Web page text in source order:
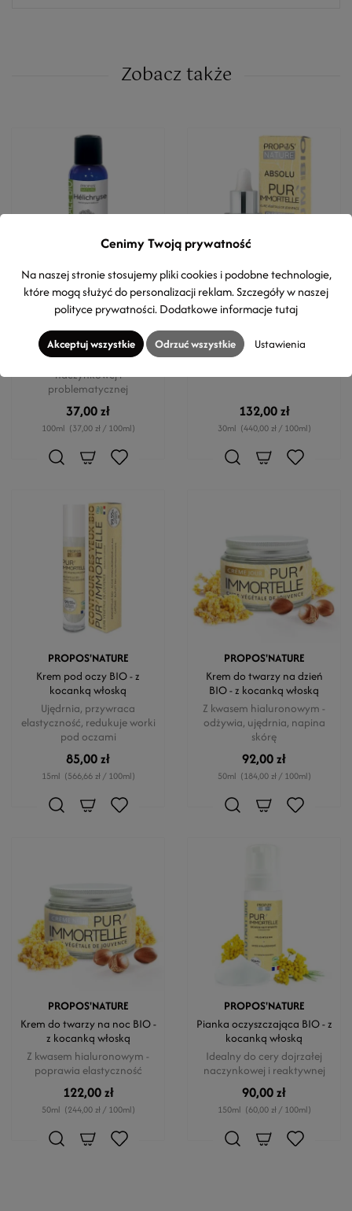
Zobacz także
PROPOS'NATURE
Organiczny hydrolat z
kocanki włoskiej BIO
Anti-Aging; ujędrnia;
również do cery
naczynkowej i
problematycznej
37,00 zł
100ml (37,00 zł / 100ml)
PROPOS'NATURE
Olejowe serum anti-aging
BIO - z kocanką włoską
Działanie liftingujące -
twarz, szyja, dekolt
132,00 zł
30ml (440,00 zł / 100ml)
PROPOS'NATURE
Krem pod oczy BIO - z
kocanką włoską
Ujędrnia, przywraca
elastyczność, redukuje worki
pod oczami
85,00 zł
15ml (566,66 zł / 100ml)
PROPOS'NATURE
Krem do twarzy na dzień
BIO - z kocanką włoską
Z kwasem hialuronowym -
odżywia, ujędrnia, napina
skórę
92,00 zł
50ml (184,00 zł / 100ml)
PROPOS'NATURE
Krem do twarzy na noc BIO -
z kocanką włoską
Z kwasem hialuronowym -
poprawia elastyczność
122,00 zł
50ml (244,00 zł / 100ml)
PROPOS'NATURE
Pianka oczyszczająca BIO - z
kocanką włoską
Idealny do cery dojrzałej
naczynkowej i reaktywnej
90,00 zł
150ml (60,00 zł / 100ml)
Cenimy Twoją prywatność
Na naszej stronie stosujemy pliki cookies i podobne technologie,
które mogą służyć do personalizacji reklam. Szczegóły w naszej
polityce prywatności. Dodatkowe informacjetutaj
Akceptuj wszystkie Odrzuć wszystkie Ustawienia